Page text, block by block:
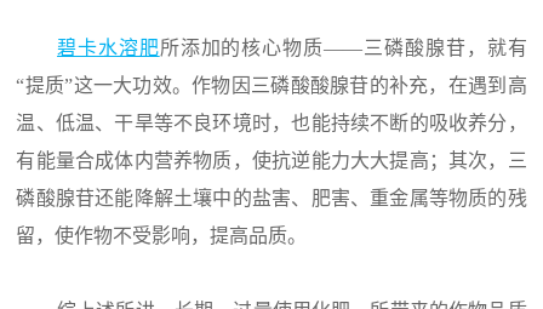
碧卡水溶肥所添加的核心物质——三磷酸腺苷，就有
“提质”这一大功效。作物因三磷酸酸腺苷的补充，在遇到高
温、低温、干旱等不良环境时，也能持续不断的吸收养分，
有能量合成体内营养物质，使抗逆能力大大提高；其次，三
磷酸腺苷还能降解土壤中的盐害、肥害、重金属等物质的残
留，使作物不受影响，提高品质。